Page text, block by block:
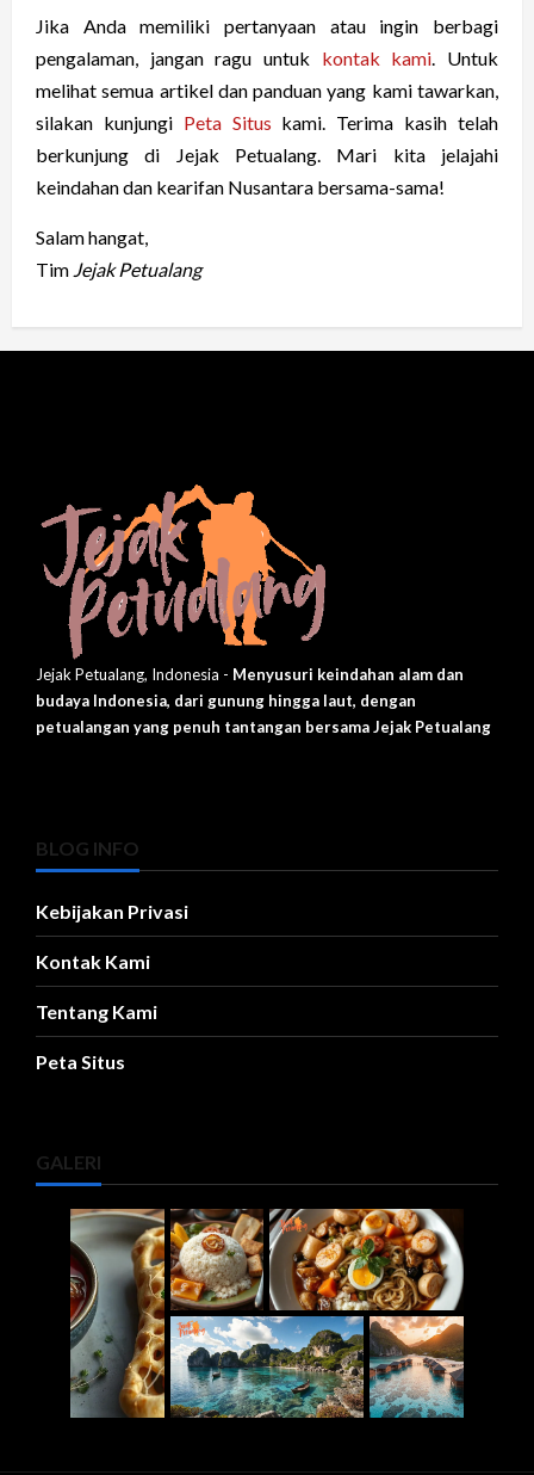
Jika Anda memiliki pertanyaan atau ingin berbagi
pengalaman, jangan ragu untuk kontak kami . Untuk
melihat semua artikel dan panduan yang kami tawarkan,
silakan kunjungi Peta Situs kami. Terima kasih telah
berkunjung di Jejak Petualang. Mari kita jelajahi
keindahan dan kearifan Nusantara bersama-sama!
Salam hangat,
Tim Jejak Petualang
Jejak Petualang, Indonesia - Menyusuri keindahan alam dan
budaya Indonesia, dari gunung hingga laut, dengan
petualangan yang penuh tantangan bersama Jejak Petualang
BLOG INFO
Kebijakan Privasi
Kontak Kami
Tentang Kami
Peta Situs
GALERI